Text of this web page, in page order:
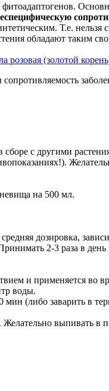
Т.е. нельзя
обладают таким
розовая (золотой
сборе с другими
на 500 мл.
дозировка,
2-3 раза в
и применяется во
воды.
мин (либо заварить в
. Желательно выпивать в